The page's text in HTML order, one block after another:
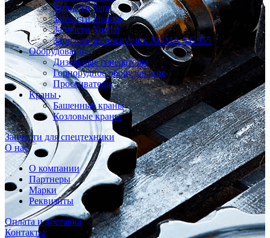
Запчасти Sem
Запчасти Shantui
Запчасти Yuchai
Запчасти на погрузчик XGMA XG955
Оборудование
Дизельные генераторы
Горнорудное оборудование
Просеиватели
Краны
Башенные краны
Козловые краны
Запчасти для спецтехники
О нас
О компании
Партнеры
Марки
Реквизиты
Оплата и доставка
Контакты